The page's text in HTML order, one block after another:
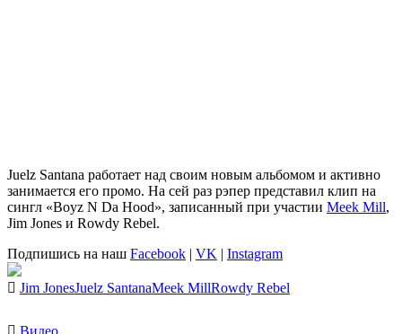
Juelz Santana работает над своим новым альбомом и активно
занимается его промо. На сей раз рэпер представил клип на
сингл «Boyz N Da Hood», записанный при участии Meek Mill,
Jim Jones и Rowdy Rebel.
Подпишись на наш Facebook | VK | Instagram
Jim JonesJuelz SantanaMeek MillRowdy Rebel
Видео